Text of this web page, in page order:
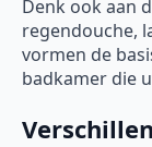
Denk ook aan
regendouche,
vormen de
badkamer die